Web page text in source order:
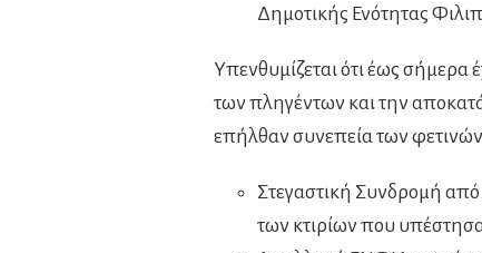
Δημοτικής Ενότητας
Υπενθυμίζεται ότι έως σήμερα
των πληγέντων και την
επήλθαν συνεπεία των
Στεγαστική Συνδρομή
των κτιρίων που